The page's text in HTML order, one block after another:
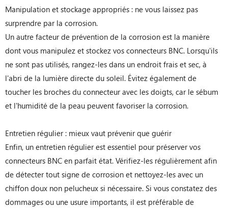
Manipulation et stockage appropriés : ne vous laissez pas
surprendre par la corrosion.
Un autre facteur de prévention de la corrosion est la manière
dont vous manipulez et stockez vos connecteurs BNC. Lorsqu'ils
ne sont pas utilisés, rangez-les dans un endroit frais et sec, à
l'abri de la lumière directe du soleil. Évitez également de
toucher les broches du connecteur avec les doigts, car le sébum
et l'humidité de la peau peuvent favoriser la corrosion.
Entretien régulier : mieux vaut prévenir que guérir
Enfin, un entretien régulier est essentiel pour préserver vos
connecteurs BNC en parfait état. Vérifiez-les régulièrement afin
de détecter tout signe de corrosion et nettoyez-les avec un
chiffon doux non pelucheux si nécessaire. Si vous constatez des
dommages ou une usure importants, il est préférable de